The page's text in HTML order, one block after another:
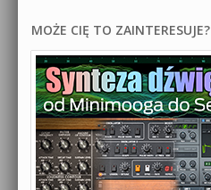
MOŻE CIĘ TO ZAINTERESUJE?